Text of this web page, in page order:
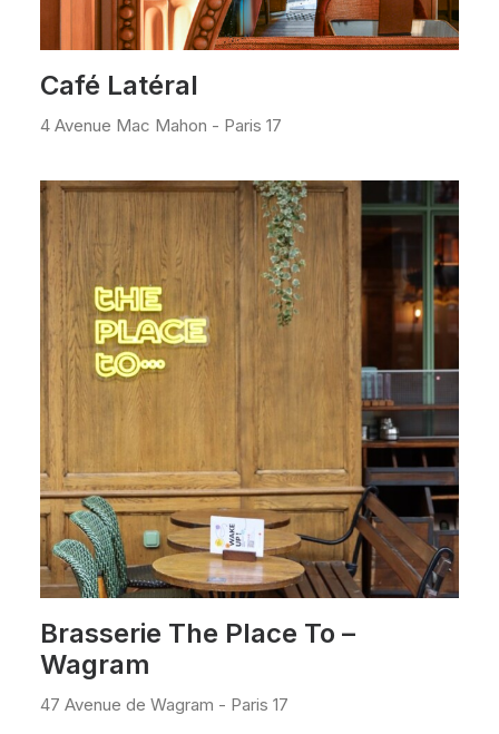
Café Latéral
4 Avenue Mac Mahon - Paris 17
Brasserie The Place To –
Wagram
47 Avenue de Wagram - Paris 17